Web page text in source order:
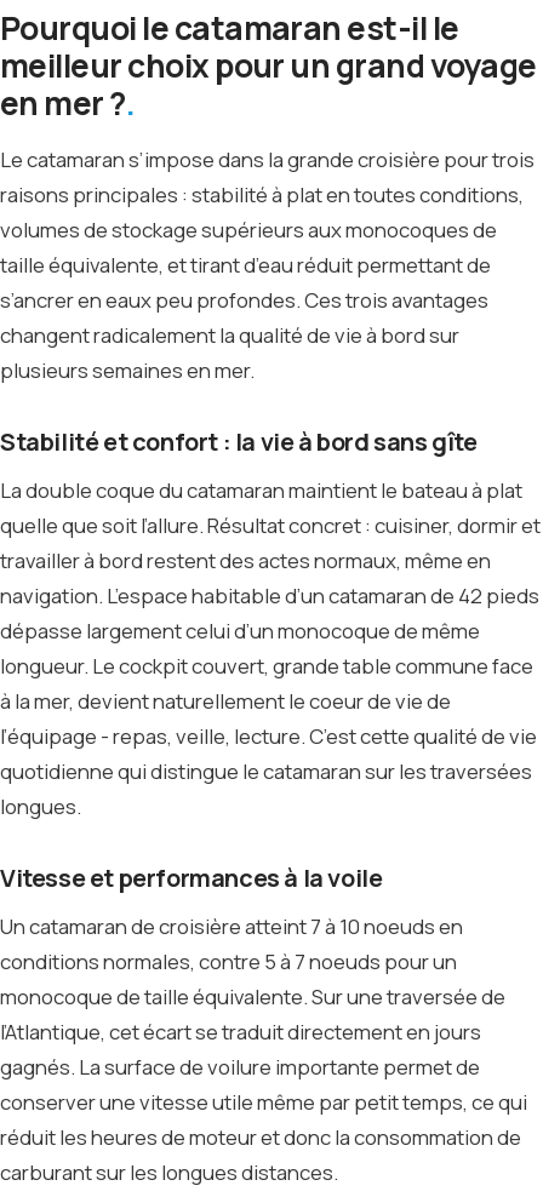
Pourquoi le catamaran est-il le
meilleur choix pour un grand voyage
en mer ?
Le catamaran s’impose dans la grande croisière pour trois
raisons principales : stabilité à plat en toutes conditions,
volumes de stockage supérieurs aux monocoques de
taille équivalente, et tirant d’eau réduit permettant de
s’ancrer en eaux peu profondes. Ces trois avantages
changent radicalement la qualité de vie à bord sur
plusieurs semaines en mer.
Stabilité et confort : la vie à bord sans gîte
La double coque du catamaran maintient le bateau à plat
quelle que soit l’allure. Résultat concret : cuisiner, dormir et
travailler à bord restent des actes normaux, même en
navigation. L’espace habitable d’un catamaran de 42 pieds
dépasse largement celui d’un monocoque de même
longueur. Le cockpit couvert, grande table commune face
à la mer, devient naturellement le coeur de vie de
l’équipage - repas, veille, lecture. C’est cette qualité de vie
quotidienne qui distingue le catamaran sur les traversées
longues.
Vitesse et performances à la voile
Un catamaran de croisière atteint 7 à 10 noeuds en
conditions normales, contre 5 à 7 noeuds pour un
monocoque de taille équivalente. Sur une traversée de
l’Atlantique, cet écart se traduit directement en jours
gagnés. La surface de voilure importante permet de
conserver une vitesse utile même par petit temps, ce qui
réduit les heures de moteur et donc la consommation de
carburant sur les longues distances.